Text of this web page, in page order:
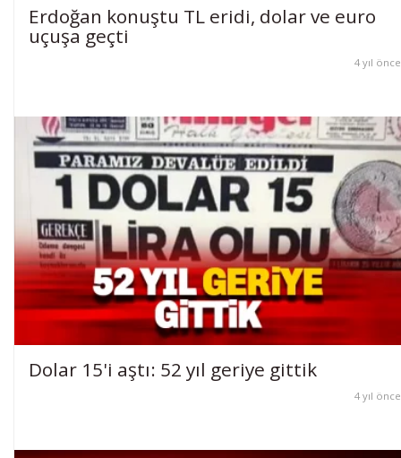
Erdoğan konuştu TL eridi, dolar ve euro
uçuşa geçti
4 yıl önce
Dolar 15'i aştı: 52 yıl geriye gittik
4 yıl önce